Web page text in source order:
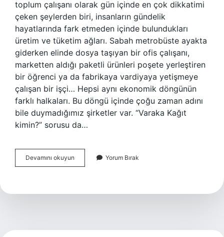
toplum çalışanı olarak gün içinde en çok dikkatimi
çeken şeylerden biri, insanların gündelik
hayatlarında fark etmeden içinde bulundukları
üretim ve tüketim ağları. Sabah metrobüste ayakta
giderken elinde dosya taşıyan bir ofis çalışanı,
marketten aldığı paketli ürünleri poşete yerleştiren
bir öğrenci ya da fabrikaya vardiyaya yetişmeye
çalışan bir işçi… Hepsi aynı ekonomik döngünün
farklı halkaları. Bu döngü içinde çoğu zaman adını
bile duymadığımız şirketler var. “Varaka Kağıt
kimin?” sorusu da…
Devamını okuyun
Kağıt
Yorum Bırak